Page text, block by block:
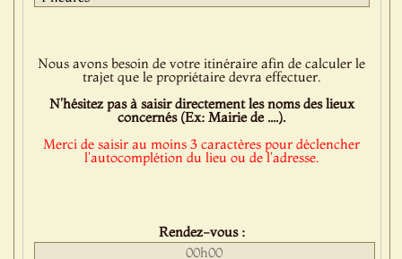
Nous avons besoin de votre itinéraire afin de calculer le
trajet que le propriétaire devra effectuer.
N'hésitez pas à saisir directement les noms des lieux
concernés (Ex: Mairie de ....).
Merci de saisir au moins 3 caractères pour déclencher
l'autocomplétion du lieu ou de l'adresse.
Rendez-vous :